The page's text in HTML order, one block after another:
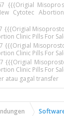
{{{Origial
Cytotec
{{{Origial
Clinic Pills For
{{{Origial
Clinic Pills For
{{{Origial
Clinic Pills For
atau gagal transfer